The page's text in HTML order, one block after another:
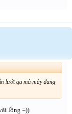
lướt qa mà mày đang
lồng =))